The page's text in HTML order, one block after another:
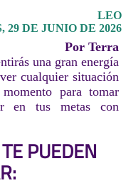
LEO
29 DE JUNIO DE 2026
Por Terra
una gran energía
cualquier situación
para tomar
en tus metas con
PUEDEN